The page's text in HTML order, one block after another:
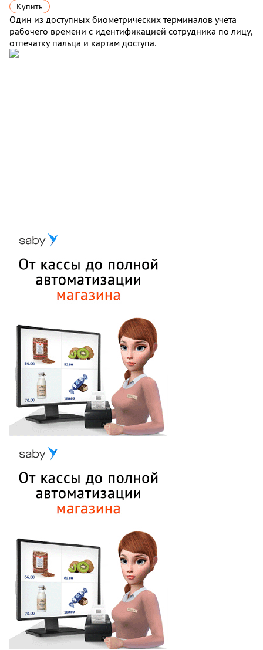
Купить
Один из доступных биометрических терминалов учета
рабочего времени с идентификацией сотрудника по лицу,
отпечатку пальца и картам доступа.